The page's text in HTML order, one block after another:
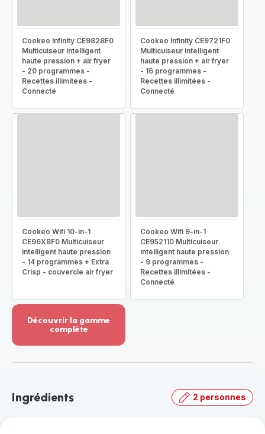
Cookeo Infinity CE9828F0
Multicuiseur intelligent
haute pression + air fryer
- 20 programmes -
Recettes illimitées -
Connecté
Cookeo Infinity CE9721F0
Multicuiseur intelligent
haute pression + air fryer
- 16 programmes -
Recettes illimitées -
Connecté
Cookeo Wifi 10-in-1
CE96X8F0 Multicuiseur
intelligent haute pression
- 14 programmes + Extra
Crisp - couvercle air fryer
Cookeo Wifi 9-in-1
CE952110 Multicuiseur
intelligent haute pression
- 9 programmes -
Recettes illimitées -
Connecté
Découvrir la gamme
complète
-
gamme
Ingrédients 2 personnes